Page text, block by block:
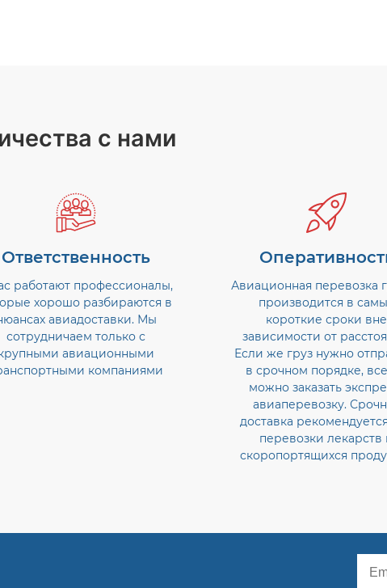
с нами
Ответственность
работают профессионалы,
хорошо разбираются в
авиадоставки. Мы
сотрудничаем только с
авиационными
компаниями
Авиационная перевозка
производится в
короткие сроки вне
зависимости от
Если же груз нужно
в срочном порядке,
можно заказать
авиаперевозку.
доставка
перевозки лекарств
скоропортящихся